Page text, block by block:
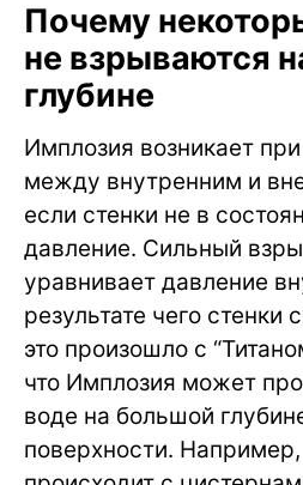
Почему
не взрываются
глубине
Имплозия возникает
между внутренним и
если стенки не в
давление. Сильный
уравнивает давление
результате чего стенки
это произошло с
что Имплозия может
воде на большой
поверхности.